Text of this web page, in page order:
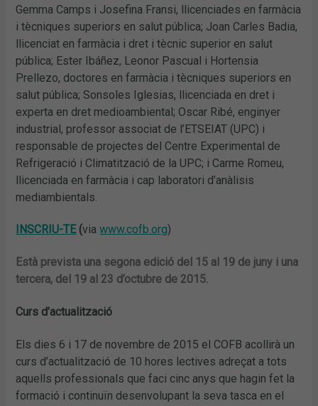
Gemma Camps i Josefina Fransi, llicenciades en farmàcia
i tècniques superiors en salut pública; Joan Carles Badia,
llicenciat en farmàcia i dret i tècnic superior en salut
pública; Ester Ibáñez, Leonor Pascual i Hortensia
Prellezo, doctores en farmàcia i tècniques superiors en
salut pública; Sonsoles Iglesias, llicenciada en dret i
experta en dret medioambiental; Oscar Ribé, enginyer
industrial, professor associat de l’ETSEIAT (UPC) i
responsable de projectes del Centre Experimental de
Refrigeració i Climatització de la UPC; i Carme Romeu,
llicenciada en farmàcia i cap laboratori d’anàlisis
mediambientals.
INSCRIU-TE(viawww.cofb.org)
Està prevista una segona edició del 15 al 19 de juny i una
tercera, del 19 al 23 d’octubre de 2015.
Curs d’actualització
Els dies 6 i 17 de novembre de 2015 el COFB acollirà un
curs d’actualització de 10 hores lectives adreçat a tots
aquells professionals que faci cinc anys que hagin fet la
formació i continuïn desenvolupant la seva tasca en el